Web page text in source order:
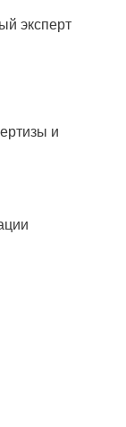
эксперт
и